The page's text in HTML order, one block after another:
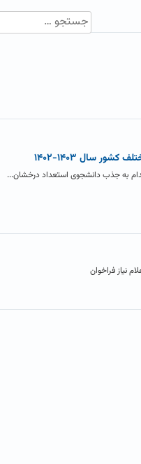
سال ۱۴۰۳-۱۴۰۲
به جذب دانشجوی استعداد درخشان...
نیاز فراخوان